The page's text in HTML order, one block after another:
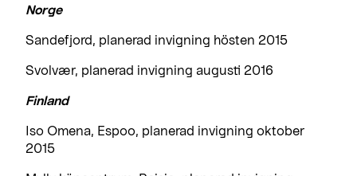
Norge
Sandefjord, planerad invigning hösten 2015
Svolvær, planerad invigning augusti 2016
Finland
Iso Omena, Espoo, planerad invigning oktober
2015